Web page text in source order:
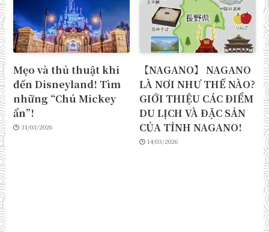
Mẹo và thủ thuật khi
đến Disneyland! Tìm
những “Chú Mickey
ẩn”!
31/03/2026
【NAGANO】 NAGANO
LÀ NƠI NHƯ THẾ NÀO?
GIỚI THIỆU CÁC ĐIỂM
DU LỊCH VÀ ĐẶC SẢN
CỦA TỈNH NAGANO!
14/03/2026